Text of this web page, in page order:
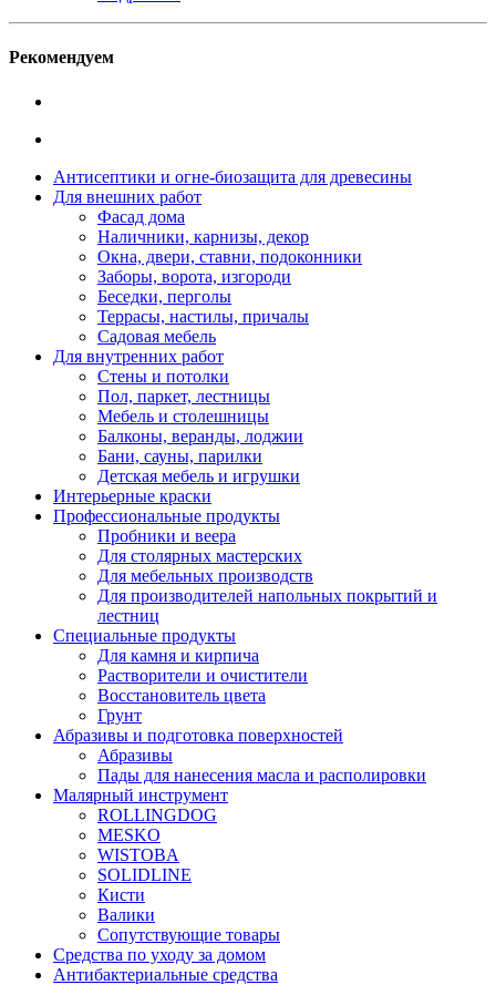
Рекомендуем
Антисептики и огне-биозащита для древесины
Для внешних работ
Фасад дома
Наличники, карнизы, декор
Окна, двери, ставни, подоконники
Заборы, ворота, изгороди
Беседки, перголы
Террасы, настилы, причалы
Садовая мебель
Для внутренних работ
Стены и потолки
Пол, паркет, лестницы
Мебель и столешницы
Балконы, веранды, лоджии
Бани, сауны, парилки
Детская мебель и игрушки
Интерьерные краски
Профессиональные продукты
Пробники и веера
Для столярных мастерских
Для мебельных производств
Для производителей напольных покрытий и
лестниц
Специальные продукты
Для камня и кирпича
Растворители и очистители
Восстановитель цвета
Грунт
Абразивы и подготовка поверхностей
Абразивы
Пады для нанесения масла и располировки
Малярный инструмент
ROLLINGDOG
MESKO
WISTOBA
SOLIDLINE
Кисти
Валики
Сопутствующие товары
Средства по уходу за домом
Антибактериальные средства